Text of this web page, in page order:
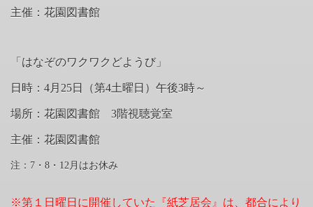
主催：花園図書館
「はなぞのワクワクどようび」
日時：4月25日（第4土曜日）午後3時～
場所：花園図書館 3階視聴覚室
主催：花園図書館
注： 7 ・ 8 ・ 12 月はお休み
※第１日曜日に開催していた『紙芝居会』は、都合により